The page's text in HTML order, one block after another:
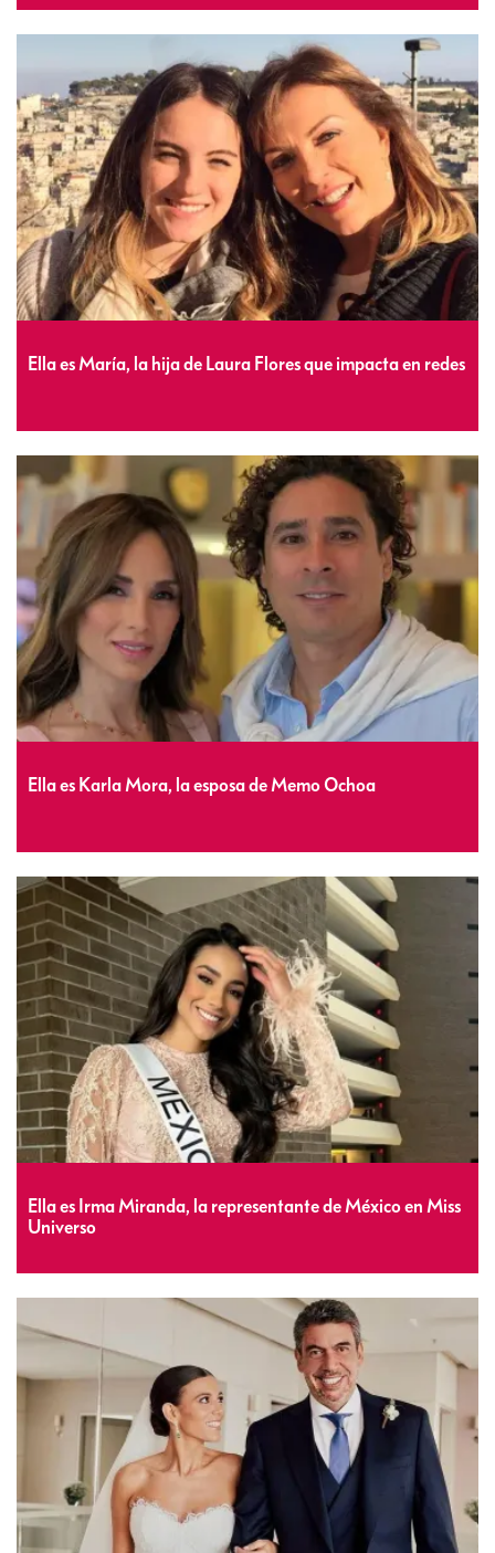
Ella es María, la hija de Laura Flores que impacta en redes
Ella es Karla Mora, la esposa de Memo Ochoa
Ella es Irma Miranda, la representante de México en Miss
Universo